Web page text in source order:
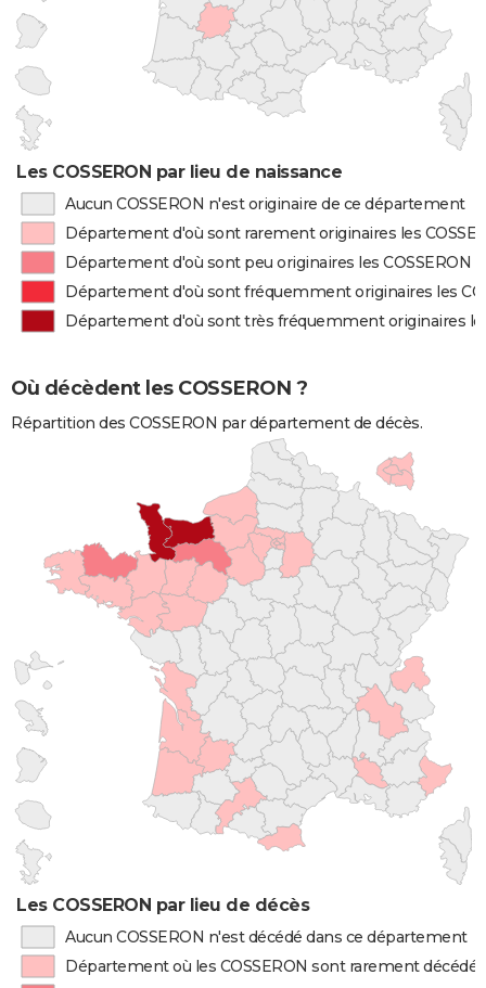
Les COSSERON par lieu de naissance
Aucun COSSERON n'est originaire de ce département
Département d'où sont rarement originaires les
Département d'où sont peu originaires les COSSERON
Département d'où sont fréquemment originaires les
Département d'où sont très fréquemment originaires
Où décèdent les COSSERON ?
Répartition des COSSERON par département de décès.
Les COSSERON par lieu de décès
Aucun COSSERON n'est décédé dans ce département
Département où les COSSERON sont rarement décédés